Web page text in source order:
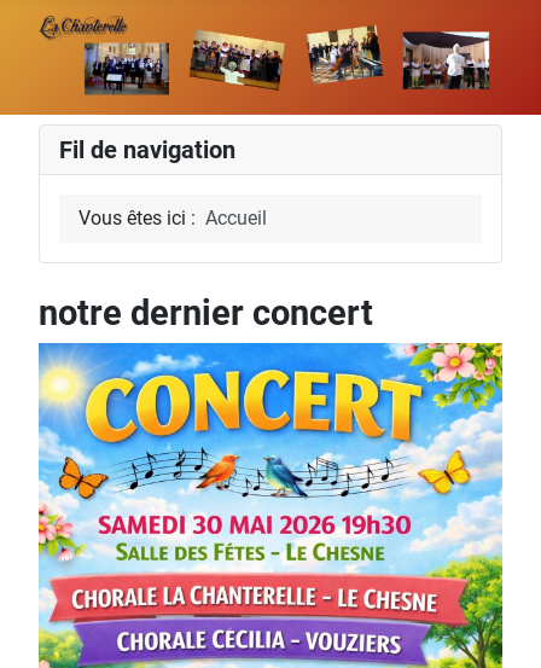
Fil de navigation
Vous êtes ici : Accueil
notre dernier concert